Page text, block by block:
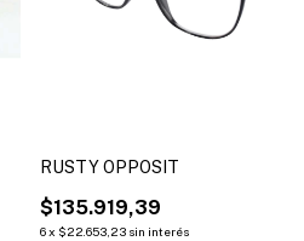
RUSTY OPPOSIT
$135.919,39
6x $22.653,23 sin interés